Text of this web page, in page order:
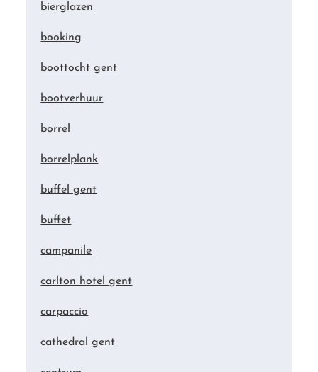
bierglazen
booking
boottocht gent
bootverhuur
borrel
borrelplank
buffel gent
buffet
campanile
carlton hotel gent
carpaccio
cathedral gent